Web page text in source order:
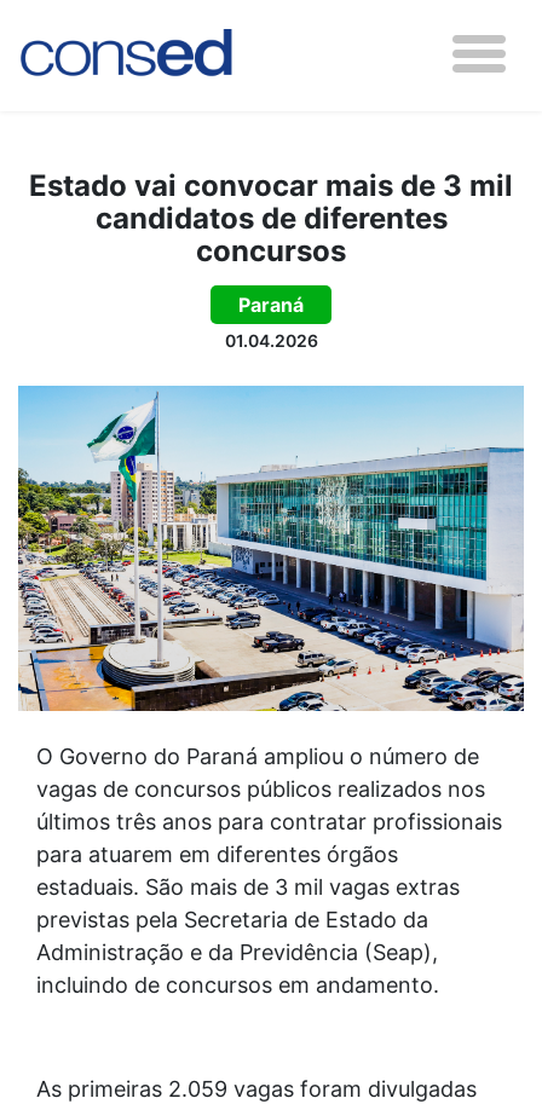
Estado vai convocar mais de 3 mil
candidatos de diferentes
concursos
Paraná
01.04.2026
O Governo do Paraná ampliou o número de
vagas de concursos públicos realizados nos
últimos três anos para contratar profissionais
para atuarem em diferentes órgãos
estaduais. São mais de 3 mil vagas extras
previstas pela Secretaria de Estado da
Administração e da Previdência (Seap),
incluindo de concursos em andamento.
As primeiras 2.059 vagas foram divulgadas